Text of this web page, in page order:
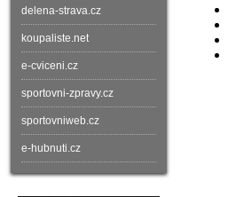
delena-strava.cz
koupaliste.net
e-cviceni.cz
sportovni-zpravy.cz
sportovniweb.cz
e-hubnuti.cz